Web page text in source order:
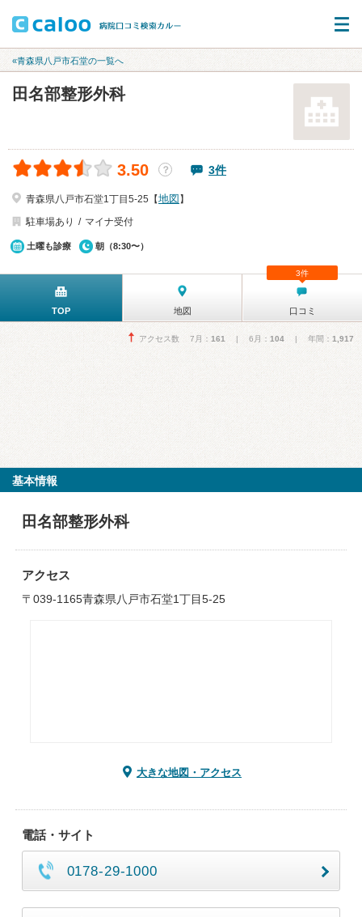
«青森県八戸市石堂の一覧へ
田名部整形外科
3.50 ？ 3件
青森県八戸市石堂1丁目5-25【地図 】
駐車場あり
マイナ受付
土曜も診療 朝（8:30〜）
TOP 地図 口コミ
3件
アクセス数 7月： 161 | 6月： 104 | 年間： 1,917
基本情報
田名部整形外科
アクセス
〒039-1165青森県八戸市石堂1丁目5-25
大きな地図・アクセス
電話・サイト
0178-29-1000